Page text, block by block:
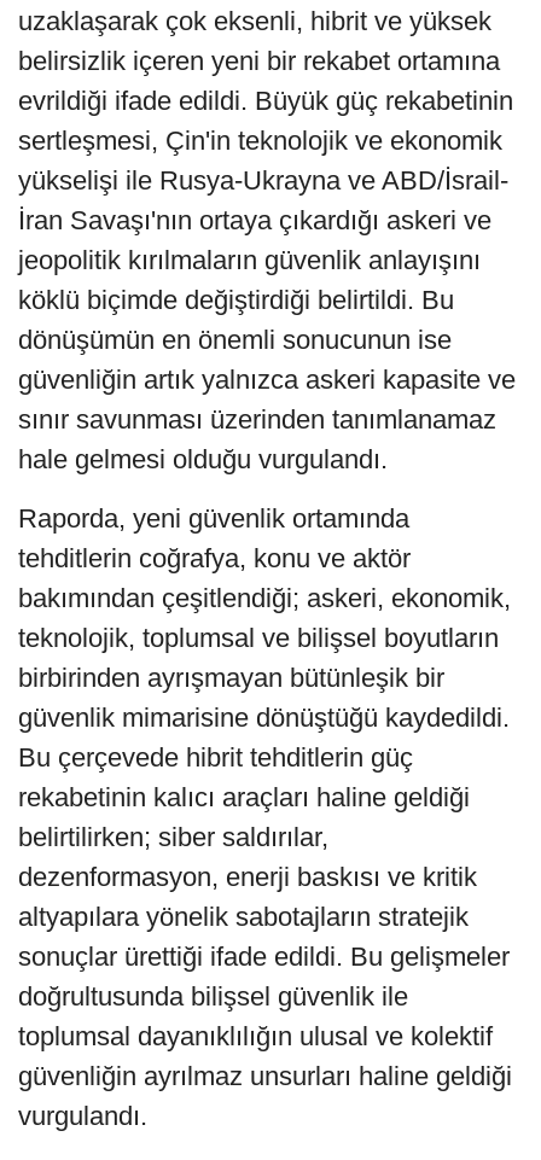
uzaklaşarak çok eksenli, hibrit ve yüksek
belirsizlik içeren yeni bir rekabet ortamına
evrildiği ifade edildi. Büyük güç rekabetinin
sertleşmesi, Çin'in teknolojik ve ekonomik
yükselişi ile Rusya-Ukrayna ve ABD/İsrail-
İran Savaşı'nın ortaya çıkardığı askeri ve
jeopolitik kırılmaların güvenlik anlayışını
köklü biçimde değiştirdiği belirtildi. Bu
dönüşümün en önemli sonucunun ise
güvenliğin artık yalnızca askeri kapasite ve
sınır savunması üzerinden tanımlanamaz
hale gelmesi olduğu vurgulandı.
Raporda, yeni güvenlik ortamında
tehditlerin coğrafya, konu ve aktör
bakımından çeşitlendiği; askeri, ekonomik,
teknolojik, toplumsal ve bilişsel boyutların
birbirinden ayrışmayan bütünleşik bir
güvenlik mimarisine dönüştüğü kaydedildi.
Bu çerçevede hibrit tehditlerin güç
rekabetinin kalıcı araçları haline geldiği
belirtilirken; siber saldırılar,
dezenformasyon, enerji baskısı ve kritik
altyapılara yönelik sabotajların stratejik
sonuçlar ürettiği ifade edildi. Bu gelişmeler
doğrultusunda bilişsel güvenlik ile
toplumsal dayanıklılığın ulusal ve kolektif
güvenliğin ayrılmaz unsurları haline geldiği
vurgulandı.